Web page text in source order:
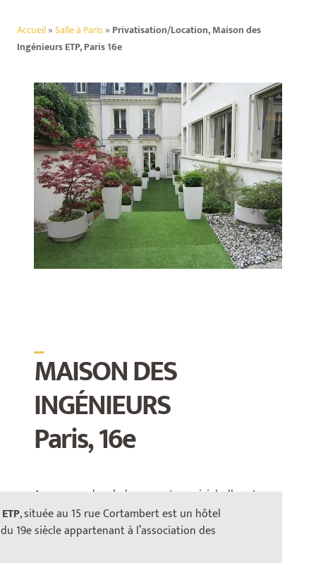
Accueil»Salle à Paris » Privatisation/Location, Maison des
Ingénieurs ETP, Paris 16e
MAISON DES
INGÉNIEURS
Paris, 16e
, située au 15 rue Cortambert est un hôtel
19e siècle appartenant à l’association des
Avec son cadre chaleureux et convivial, elle est
idéale pourtous vos évènements professionnels :
de la simple réunion au séminaire en passant par